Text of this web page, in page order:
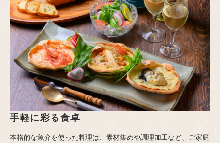
手軽に彩る食卓
本格的な魚介を使った料理は、素材集めや調理加工など、ご家庭